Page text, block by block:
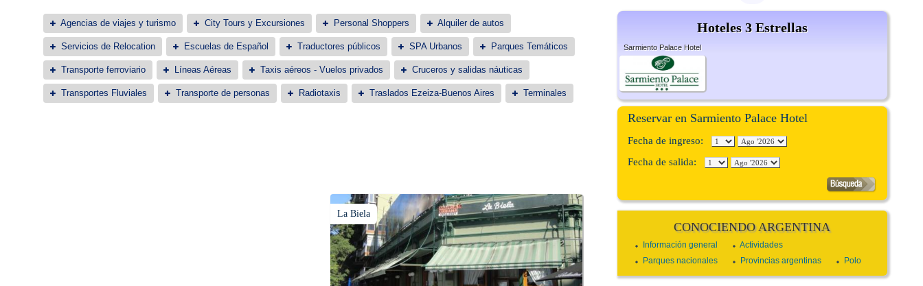
Agencias de viajes y turismo City Tours y Excursiones Personal Shoppers Alquiler de autos
Servicios de Relocation Escuelas de Español Traductores públicos SPA Urbanos Parques Temáticos
Transporte ferroviario Líneas Aéreas Taxis aéreos - Vuelos privados Cruceros y salidas náuticas
Transportes Fluviales Transporte de personas Radiotaxis Traslados Ezeiza-Buenos Aires Terminales
La Biela
Hoteles 3 Estrellas
Sarmiento Palace Hotel
Reservar en Sarmiento Palace Hotel
Fecha de ingreso:
Fecha de salida:
CONOCIENDO ARGENTINA
Información general
Actividades
Parques nacionales
Provincias argentinas Polo